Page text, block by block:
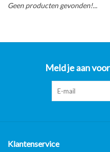
Over ons
Geen producten gevonden!...
Meld je aan
Klantenservice